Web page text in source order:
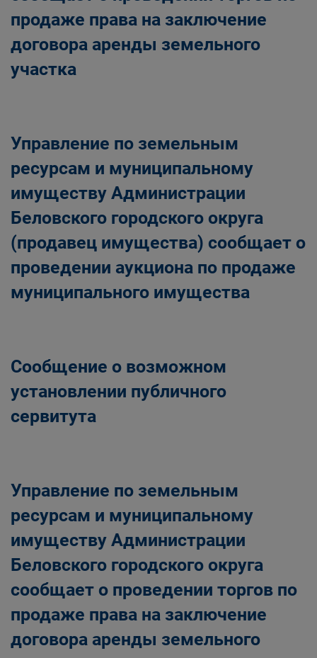
продаже права на заключение
договора аренды земельного
участка
Управление по земельным
ресурсам и муниципальному
имуществу Администрации
Беловского городского округа
(продавец имущества) сообщает о
проведении аукциона по продаже
муниципального имущества
Сообщение о возможном
установлении публичного
сервитута
Управление по земельным
ресурсам и муниципальному
имуществу Администрации
Беловского городского округа
сообщает о проведении торгов по
продаже права на заключение
договора аренды земельного